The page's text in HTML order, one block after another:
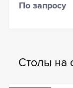
По запросу
Столы на